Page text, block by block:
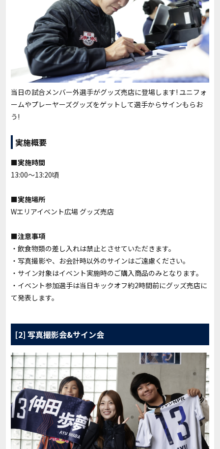
当日の試合メンバー外選手がグッズ売店に登場します! ユニフォ
ームやプレーヤーズグッズをゲットして選手からサインもらお
う!
実施概要
■実施時間
13:00～13:20頃
■実施場所
Wエリアイベント広場 グッズ売店
■注意事項
・飲食物類の差し入れは禁止とさせていただきます。
・写真撮影や、お会計時以外のサインはご遠慮ください。
・サイン対象はイベント実施時のご購入商品のみとなります。
・イベント参加選手は当日キックオフ約2時間前にグッズ売店に
て発表します。
[2] 写真撮影会&サイン会